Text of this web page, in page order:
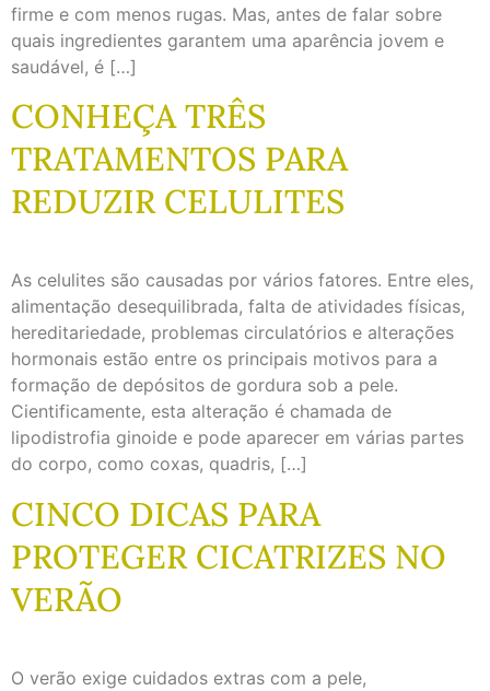
firme e com menos rugas. Mas, antes de falar sobre
quais ingredientes garantem uma aparência jovem e
saudável, é […]
CONHEÇA TRÊS
TRATAMENTOS PARA
REDUZIR CELULITES
As celulites são causadas por vários fatores. Entre eles,
alimentação desequilibrada, falta de atividades físicas,
hereditariedade, problemas circulatórios e alterações
hormonais estão entre os principais motivos para a
formação de depósitos de gordura sob a pele.
Cientificamente, esta alteração é chamada de
lipodistrofia ginoide e pode aparecer em várias partes
do corpo, como coxas, quadris, […]
CINCO DICAS PARA
PROTEGER CICATRIZES NO
VERÃO
O verão exige cuidados extras com a pele,